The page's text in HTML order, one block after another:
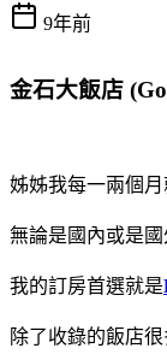
9年前
金石大飯店
姊姊我每一兩個
無論是國內或是國
我的訂房首選就是
除了收錄的飯店